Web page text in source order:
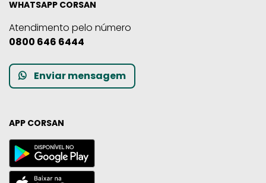
WHATSAPP CORSAN
Atendimento pelo número
0800 646 6444
Enviar mensagem
APP CORSAN